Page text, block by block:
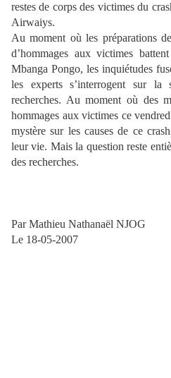
restes de corps des victimes du
Airwaiys.
Au moment où les préparations
d’hommages aux victimes
Mbanga Pongo, les inquiétudes
les experts s’interrogent sur la
recherches. Au moment où des
hommages aux victimes ce
mystère sur les causes de ce
leur vie. Mais la question reste
des recherches.
Par Mathieu Nathanaël NJOG
Le 18-05-2007